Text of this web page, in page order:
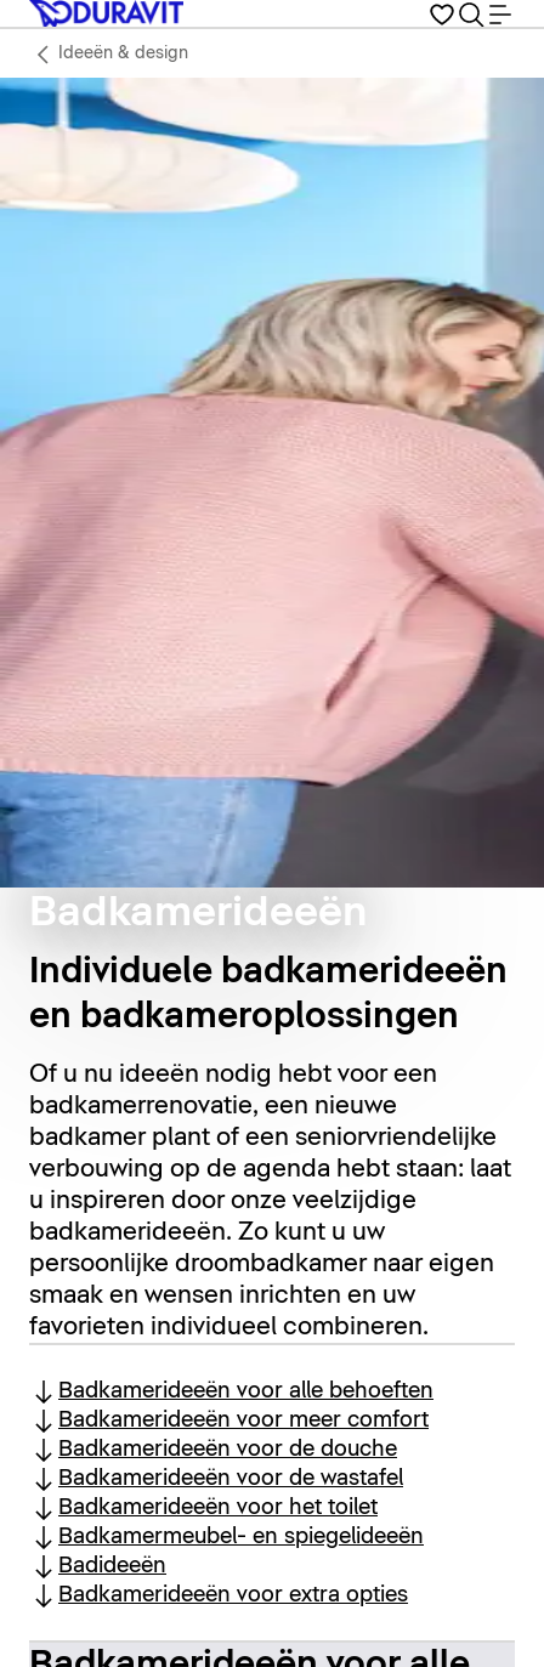
Ideeën & design
Badkamerideeën
Individuele badkamerideeën
en badkameroplossingen
Of u nu ideeën nodig hebt voor een
badkamerrenovatie, een nieuwe
badkamer plant of een seniorvriendelijke
verbouwing op de agenda hebt staan: laat
u inspireren door onze veelzijdige
badkamerideeën. Zo kunt u uw
persoonlijke droombadkamer naar eigen
smaak en wensen inrichten en uw
favorieten individueel combineren.
Badkamerideeën voor alle behoeften
Badkamerideeën voor meer comfort
Badkamerideeën voor de douche
Badkamerideeën voor de wastafel
Badkamerideeën voor het toilet
Badkamermeubel- en spiegelideeën
Badideeën
Badkamerideeën voor extra opties